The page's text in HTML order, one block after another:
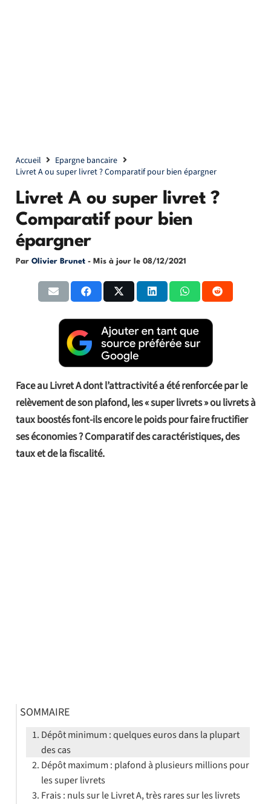
Accueil
Epargne bancaire
Livret A ou super livret ? Comparatif pour bien épargner
Livret A ou super livret ?
Comparatif pour bien
épargner
Par Olivier Brunet - Mis à jour le 08/12/2021
Face au Livret A dont l’attractivité a été renforcée par le
relèvement de son plafond, les « super livrets » ou livrets à
taux boostés font-ils encore le poids pour faire fructifier
ses économies ? Comparatif des caractéristiques, des
taux et de la fiscalité.
SOMMAIRE
Dépôt minimum : quelques euros dans la plupart
des cas
Dépôt maximum : plafond à plusieurs millions pour
les super livrets
Frais : nuls sur le Livret A, très rares sur les livrets